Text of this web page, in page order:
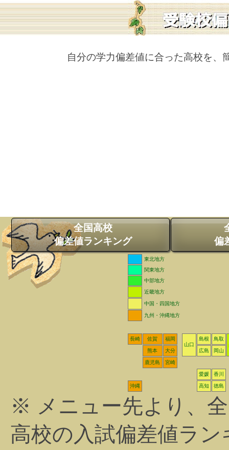
自分の学力偏差値に合った高校を、
全国高校
偏差値ランキング
偏
東北地方
関東地方
中部地方
近畿地方
中国・四国地方
九州・沖縄地方
長崎 佐賀
福岡
山口
島根
鳥取
熊本
大分 広島 岡山
鹿児島 宮崎
愛媛 香川
沖縄 高知 徳島
※ メニュー先より、
高校の入試偏差値ラ